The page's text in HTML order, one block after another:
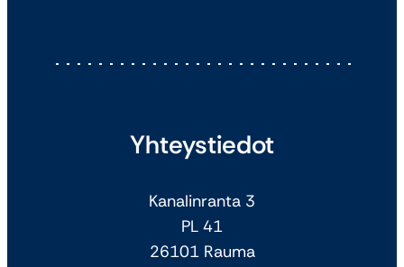
Yhteystiedot
Kanalinranta 3
PL 41
26101 Rauma